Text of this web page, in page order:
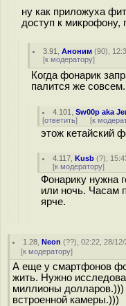
ну как приложуха
доступ к микрофону,
3.91 ,Аноним (90),
[к модератору]
Когда фонарик
палится же совсем.
4.101 ,Sw00p aka
[ответить] [к
этож кетайский
4.117 ,Kusb (?),
[к модератору]
Фонарику нужна
или ночь. Часам
ярче.
1.28 ,Neon (??), 02:22, 28/
[к модератору]
А еще у смартфонов
жить. Нужно
миллионы долларов.)))
встроенной камеры.)))